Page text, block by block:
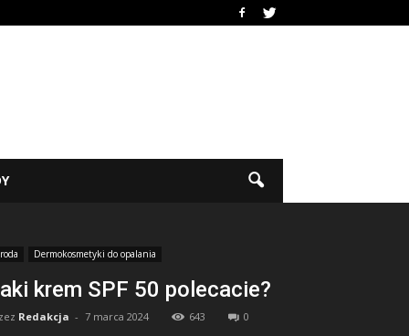
Dermokosmetyki do opalania
krem SPF 50 polecacie?
Redakcja - 7 marca 2024 643 0